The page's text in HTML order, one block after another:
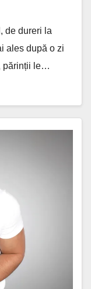
de dureri la
ales după o zi
părinții le…